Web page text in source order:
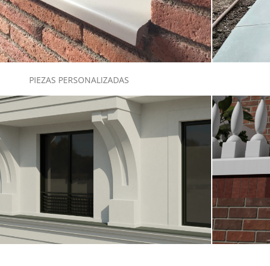
PIEZAS PERSONALIZADAS